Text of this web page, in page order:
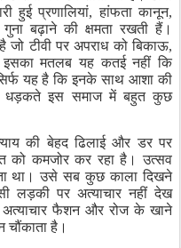
हुई प्रणालियां,हांफता कानून,
गुना बढ़ाने की क्षमता रखती हैं।
जो टीवी पर अपराध को बिकाऊ,
इसका मतलब यह कतई नहीं कि
यह है कि इनके साथ आशा की
धड़कते इस समाज में बहुत कुछ
की बेहद ढिलाई और डर पर
को कमजोर कर रहा है।
उत्सव
था। उसे सब कुछ काला दिखने
लड़की पर अत्याचार नहीं देख
अत्याचार फैशन और रोज के खाने
चौंकाता है।